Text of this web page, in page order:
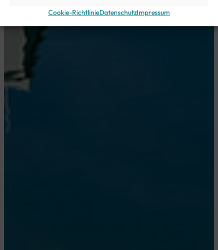
Cookie-RichtlinieDatenschutzImpressum